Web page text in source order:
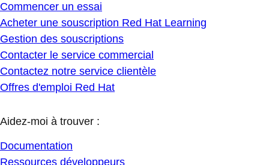
Commencer un essai
Acheter une souscription Red Hat Learning
Gestion des souscriptions
Contacter le service commercial
Contactez notre service clientèle
Offres d'emploi Red Hat
Aidez-moi à trouver :
Documentation
Ressources développeurs